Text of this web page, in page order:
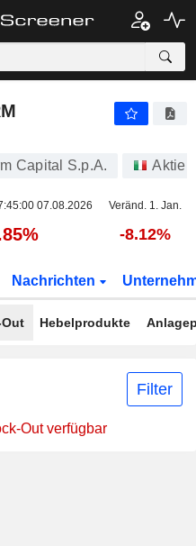
Capital S.p.A. Aktien
07.08.2026 Veränd. 1. Jan.
-8.12%
Nachrichten
Hebelprodukte
Filter
Out verfügbar